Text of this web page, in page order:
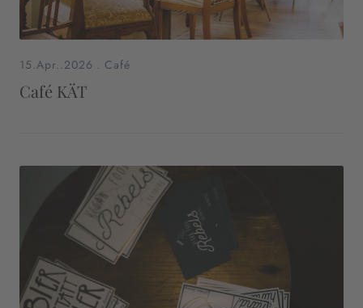
15.Apr..2026 . Café
Café KÄT